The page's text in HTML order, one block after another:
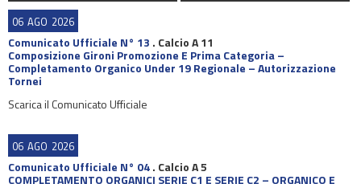
06 AGO 2026
Comunicato Ufficiale N° 13 . Calcio A 11
Composizione Gironi Promozione E Prima Categoria –
Completamento Organico Under 19 Regionale – Autorizzazione
Tornei
Scarica il Comunicato Ufficiale
06 AGO 2026
Comunicato Ufficiale N° 04. Calcio A 5
COMPLETAMENTO ORGANICI SERIE C1 E SERIE C2 – ORGANICO E